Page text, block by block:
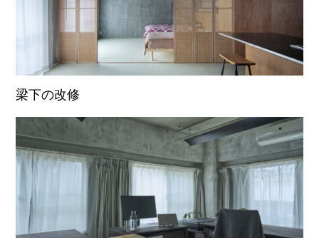
梁下の改修